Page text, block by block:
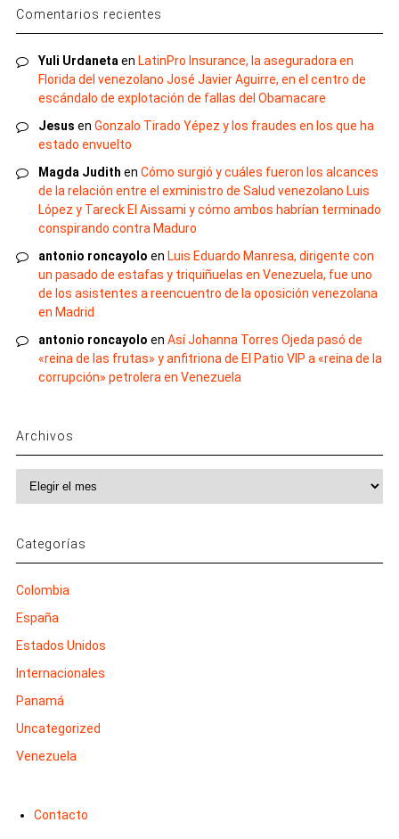
Comentarios recientes
Yuli Urdaneta en LatinPro Insurance, la aseguradora en
Florida del venezolano José Javier Aguirre, en el centro de
escándalo de explotación de fallas del Obamacare
Jesus en Gonzalo Tirado Yépez y los fraudes en los que ha
estado envuelto
Magda Judith en Cómo surgió y cuáles fueron los alcances
de la relación entre el exministro de Salud venezolano Luis
López y Tareck El Aissami y cómo ambos habrían terminado
conspirando contra Maduro
antonio roncayolo en Luis Eduardo Manresa, dirigente con
un pasado de estafas y triquiñuelas en Venezuela, fue uno
de los asistentes a reencuentro de la oposición venezolana
en Madrid
antonio roncayolo en Así Johanna Torres Ojeda pasó de
«reina de las frutas» y anfitriona de El Patio VIP a «reina de la
corrupción» petrolera en Venezuela
Archivos
Categorías
Colombia
España
Estados Unidos
Internacionales
Panamá
Uncategorized
Venezuela
Contacto